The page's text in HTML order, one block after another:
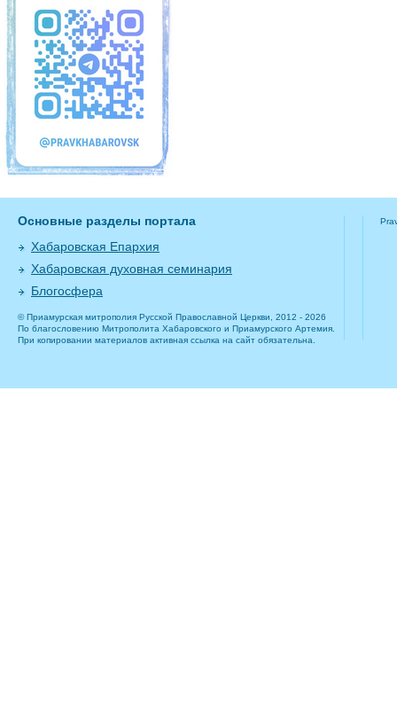
Основные разделы портала
Хабаровская Епархия
Хабаровская духовная семинария
Блогосфера
© Приамурская митрополия Русской Православной Церкви, 2012 - 2026
По благословению Митрополита Хабаровского и Приамурского Артемия.
При копировании материалов активная ссылка на сайт обязательна.